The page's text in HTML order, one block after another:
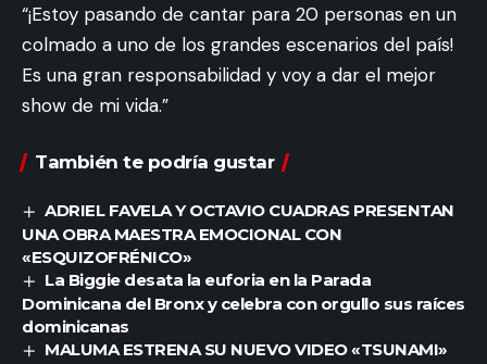
“¡Estoy pasando de cantar para 20 personas en un
colmado a uno de los grandes escenarios del país!
Es una gran responsabilidad y voy a dar el mejor
show de mi vida.”
También te podría gustar
ADRIEL FAVELA Y OCTAVIO CUADRAS PRESENTAN
UNA OBRA MAESTRA EMOCIONAL CON
«ESQUIZOFRÉNICO»
La Biggie desata la euforia en la Parada
Dominicana del Bronx y celebra con orgullo sus raíces
dominicanas
MALUMA ESTRENA SU NUEVO VIDEO «TSUNAMI»